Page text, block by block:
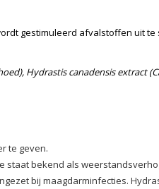
gestimuleerd afvalstoffen uit te
Hydrastis canadensis extract
te geven.
bekend als
bij maagdarminfecties.